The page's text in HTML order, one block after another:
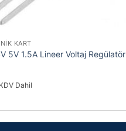
KART
5V 1.5A Lineer Voltaj Regülatör
KDV Dahil